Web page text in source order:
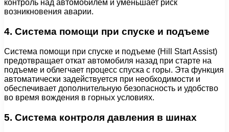
контроль над автомобилем и уменьшает риск
возникновения аварии.
4. Система помощи при спуске и подъеме
Система помощи при спуске и подъеме (Hill Start Assist)
предотвращает откат автомобиля назад при старте на
подъеме и облегчает процесс спуска с горы. Эта функция
автоматически задействуется при необходимости и
обеспечивает дополнительную безопасность и удобство
во время вождения в горных условиях.
5. Система контроля давления в шинах